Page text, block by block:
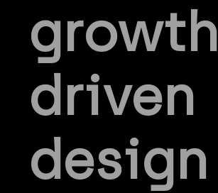
growth
driven
design